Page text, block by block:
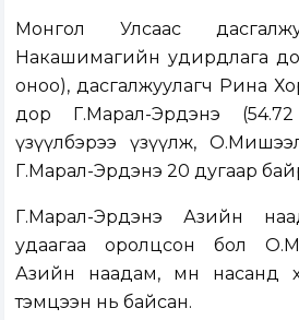
Монгол Улсаас
Накашимагийн удирдлага
оноо), дасгалжуулагч Рина
дор Г.Марал-Эрдэнэ (54.72
үзүүлбэрээ үзүүлж,
Г.Марал-Эрдэнэ 20 дугаар
Г.Марал-Эрдэнэ Азийн
удаагаа оролцсон бол
Азийн наадам, мөн насанд
тэмцээн нь байсан.